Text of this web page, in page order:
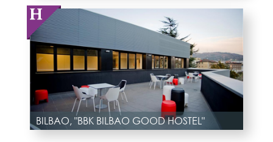
BILBAO, "BBK BILBAO GOOD HOSTEL"